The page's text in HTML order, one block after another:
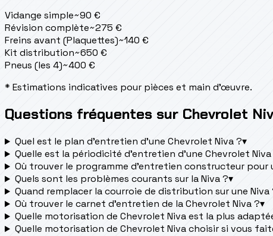
Vidange simple~90 €
Révision complète~275 €
Freins avant (Plaquettes)~140 €
Kit distribution~650 €
Pneus (les 4)~400 €
* Estimations indicatives pour pièces et main d'œuvre.
Questions fréquentes sur Chevrolet
Quel est le plan d’entretien d’une Chevrolet Niva ?▾
Quelle est la périodicité d’entretien d’une Chevrolet Niva
Où trouver le programme d’entretien constructeur pour
Quels sont les problèmes courants sur la Niva ?▾
Quand remplacer la courroie de distribution sur une Niva
Où trouver le carnet d'entretien de la Chevrolet Niva ?▾
Quelle motorisation de Chevrolet Niva est la plus
Quelle motorisation de Chevrolet Niva choisir si vous